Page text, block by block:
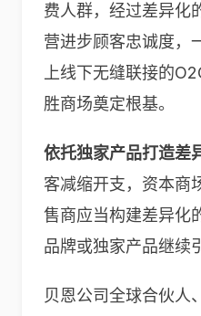
费人群，经过差异化
营进步顾客忠诚度，
上线下无缝联接的
胜商场奠定根基。
依托独家产品打造差
客减缩开支，资本商
售商应当构建差异化
品牌或独家产品继续
贝恩公司全球合伙人